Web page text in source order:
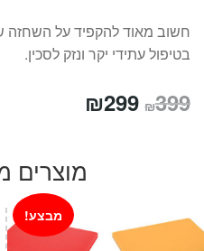
חשוב מאוד להקפיד על השחזה
בטיפול עתידי יקר ונזק לסכין.
₪399 המחיר
₪299
הוא:
₪299.
מוצרים
מבצע!